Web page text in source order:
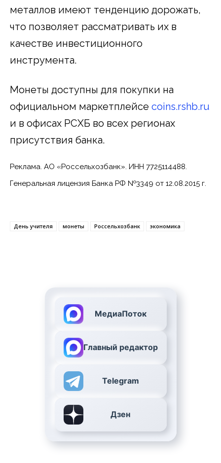
металлов имеют тенденцию дорожать,
что позволяет рассматривать их в
качестве инвестиционного
инструмента.
Монеты доступны для покупки на
официальном маркетплейсе coins.rshb.ru
и в офисах РСХБ во всех регионах
присутствия банка.
Реклама. АО «Россельхозбанк». ИНН 7725114488.
Генеральная лицензия Банка РФ №3349 от 12.08.2015 г.
День учителя монеты Россельхозбанк экономика
МедиаПоток
Главный редактор
Telegram
Дзен